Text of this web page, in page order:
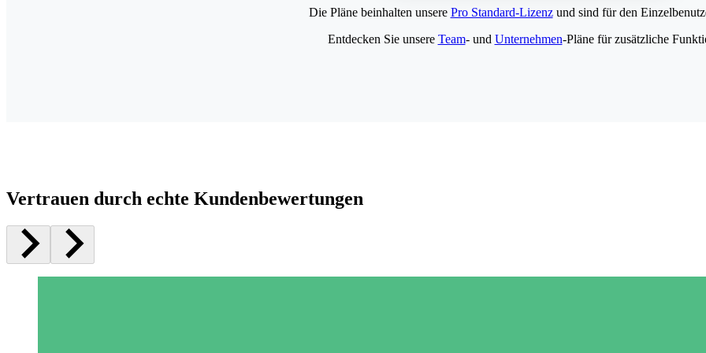
Die Pläne beinhalten unsere Pro Standard-Lizenzund sind für den
Entdecken Sie unsere Team- und Unternehmen-Pläne für zusätzliche
Vertrauen durch echte Kundenbewertungen